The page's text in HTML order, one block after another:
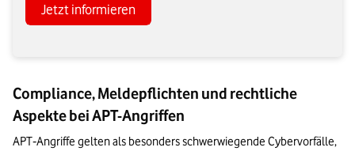
Jetzt informieren
Compliance, Meldepflichten und rechtliche
Aspekte bei APT-Angriffen
APT‑Angriffe gelten als besonders schwerwiegende Cybervorfälle,